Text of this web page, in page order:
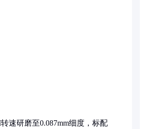
速研磨至0.087mm细度，标配